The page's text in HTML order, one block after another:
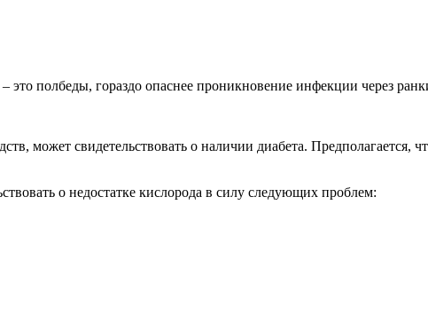
полбеды, гораздо опаснее проникновение инфекции через
может свидетельствовать о наличии диабета. Предполагается,
о недостатке кислорода в силу следующих проблем: